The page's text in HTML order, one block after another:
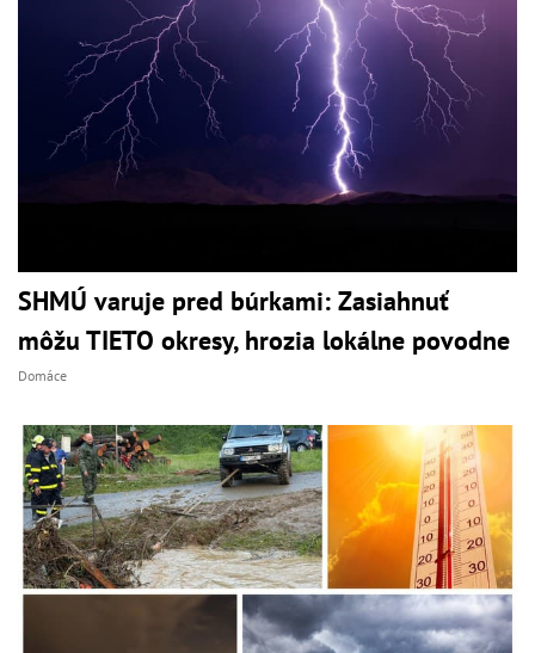
SHMÚ varuje pred búrkami: Zasiahnuť
môžu TIETO okresy, hrozia lokálne povodne
Domáce